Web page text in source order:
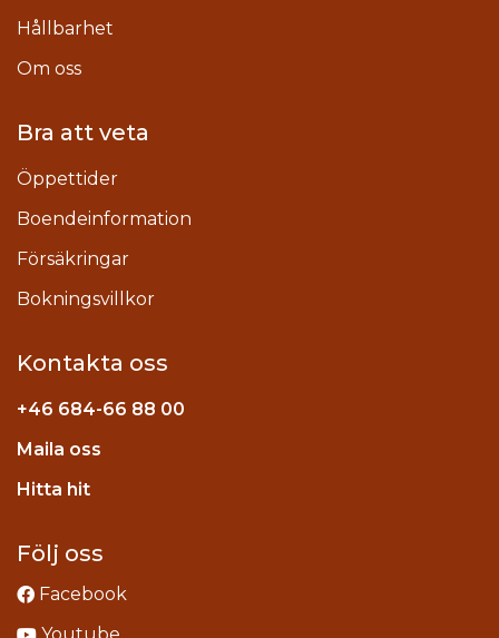
Hållbarhet
Om oss
Bra att veta
Öppettider
Boendeinformation
Försäkringar
Bokningsvillkor
Kontakta oss
+46 684-66 88 00
Maila oss
Hitta hitstagram
Följ oss
Facebook
Youtube